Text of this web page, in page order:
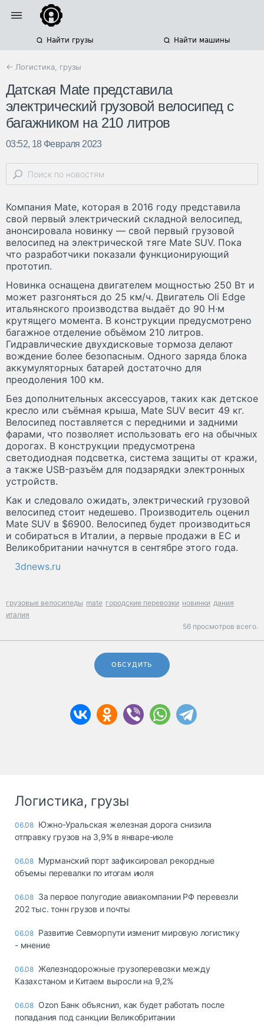
Найти грузы Найти машины
← Логистика, грузы
Датская Mate представила
электрический грузовой велосипед с
багажником на 210 литров
03:52, 18 Февраля 2023
Компания Mate, которая в 2016 году представила
свой первый электрический складной велосипед,
анонсировала новинку — свой первый грузовой
велосипед на электрической тяге Mate SUV. Пока
что разработчики показали функционирующий
прототип.
Новинка оснащена двигателем мощностью 250 Вт и
может разгоняться до 25 км/ч. Двигатель Oli Edge
итальянского производства выдаёт до 90 Н·м
крутящего момента. В конструкции предусмотрено
багажное отделение объёмом 210 литров.
Гидравлические двухдисковые тормоза делают
вождение более безопасным. Одного заряда блока
аккумуляторных батарей достаточно для
преодоления 100 км.
Без дополнительных аксессуаров, таких как детское
кресло или съёмная крыша, Mate SUV весит 49 кг.
Велосипед поставляется с передними и задними
фарами, что позволяет использовать его на обычных
дорогах. В конструкции предусмотрена
светодиодная подсветка, система защиты от кражи,
а также USB-разъём для подзарядки электронных
устройств.
Как и следовало ожидать, электрический грузовой
велосипед стоит недешево. Производитель оценил
Mate SUV в $6900. Велосипед будет производиться
и собираться в Италии, а первые продажи в ЕС и
Великобритании начнутся в сентябре этого года.
3dnews.ru
грузовые велосипеды mate городские перевозки новинки дания
италия
56 просмотров всего.
ОБСУДИТЬ
Логистика, грузы
06.08 Южно-Уральская железная дорога снизила
отправку грузов на 3,9% в январе-июле
06.08 Мурманский порт зафиксировал рекордные
объемы перевалки по итогам июля
06.08 За первое полугодие авиакомпании РФ перевезли
202 тыс. тонн грузов и почты
06.08 Развитие Севморпути изменит мировую логистику
- мнение
06.08 Железнодорожные грузоперевозки между
Казахстаном и Китаем выросли на 9,2%
06.08 Ozon Банк объяснил, как будет работать после
попадания под санкции Великобритании